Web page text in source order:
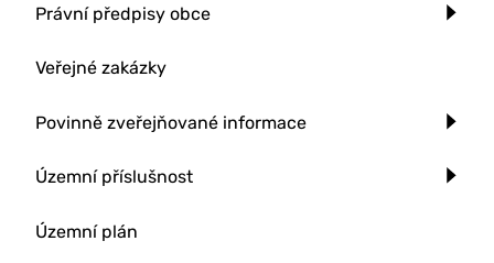
Právní předpisy obce
Veřejné zakázky
Povinně zveřejňované informace
Územní příslušnost
Územní plán